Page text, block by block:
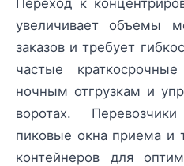
увеличивает объемы
заказов и требует
частые
ночным отгрузкам и
воротах.
пиковые окна приема и
контейнеров для